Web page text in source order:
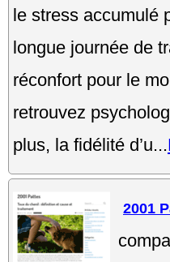
le stress accumulé
longue journée de
réconfort pour le
retrouvez
plus, la fidélité d’u...
2001